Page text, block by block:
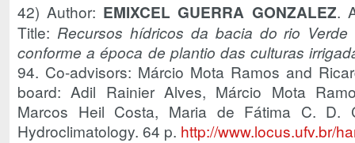
42) Author: EMIXCEL GUERRA GONZALEZ.
Title: Recursos hídricos da bacia do rio
conforme a época de plantio das culturas
94. Co-advisors: Márcio Mota Ramos and
board: Adil Rainier Alves, Márcio Mota
Marcos Heil Costa, Maria de Fátima C. D.
Hydroclimatology. 64 p. http://www.locus.ufv.br/